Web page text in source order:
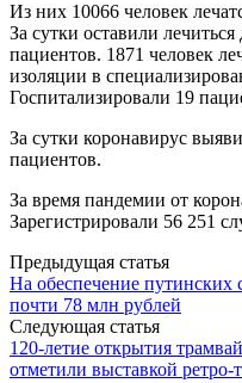
Из них 10066 человек
За сутки оставили
пациентов. 1871 человек
изоляции в
Госпитализировали 19
За сутки коронавирус
пациентов.
За время пандемии от
Зарегистрировали 56 251
Post
navigation
Предыдущая статья
На обеспечение путинских
почти 78 млн рублей
Следующая статья
120-летие открытия
отметили выставкой ретро-